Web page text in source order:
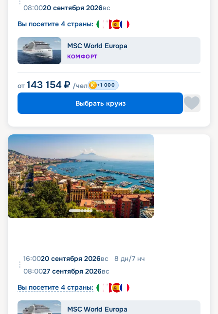
08:0020 сентября 2026вс
Вы посетите 4 страны:
MSC World Europa
КОМФОРТ
от 143 154 ₽ /чел +1 000
Выбрать круиз
16:0020 сентября 2026вс 8 дн/7 нч
08:0027 сентября 2026вс
Вы посетите 4 страны:
MSC World Europa